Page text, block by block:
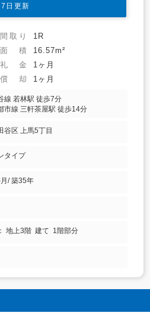
日更新
間取り
1R
面 積
16.57m²
礼 金
1ヶ月
償 却 1ヶ月
線 若林駅 徒歩7分
市線 三軒茶屋駅 徒歩14分
谷区 上馬5丁目
タイプ
/ 築35年
地上3階 建て 1階部分